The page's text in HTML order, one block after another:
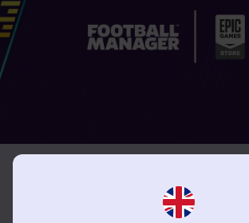
FM20, come le future edizioni di Football
consente il gioco in rete tramite Steam
affrontare gli amici a prescindere dalla